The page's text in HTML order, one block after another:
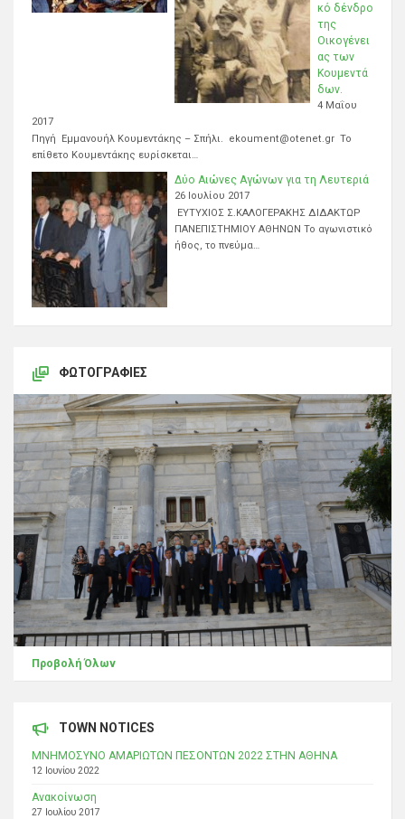
κό δένδρο
της
Οικογένει
ας των
Κουμεντά
δων.
4 Μαΐου
2017
Πηγή Εμμανουήλ Κουμεντάκης – Σπήλι. ekoument@otenet.gr Το
επίθετο Κουμεντάκης ευρίσκεται…
Δύο Αιώνες Αγώνων για τη Λευτεριά
26 Ιουλίου 2017
ΕΥΤΥΧΙΟΣ Σ.ΚΑΛΟΓΕΡΑΚΗΣ ΔΙΔΑΚΤΩΡ
ΠΑΝΕΠΙΣΤΗΜΙΟΥ ΑΘΗΝΩΝ Το αγωνιστικό
ήθος, το πνεύμα…
ΦΩΤΟΓΡΑΦΊΕΣ
Προβολή Όλων
TOWN NOTICES
ΜΝΗΜΟΣΥΝΟ ΑΜΑΡΙΩΤΩΝ ΠΕΣΟΝΤΩΝ 2022 ΣΤΗΝ ΑΘΗΝΑ
12 Ιουνίου 2022
Ανακοίνωση
27 Ιουλίου 2017